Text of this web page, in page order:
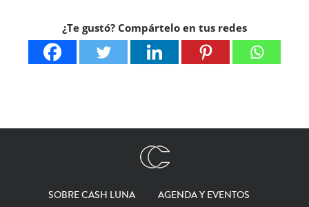
¿Te gustó? Compártelo en tus redes
SOBRE CASH LUNA AGENDA Y EVENTOS